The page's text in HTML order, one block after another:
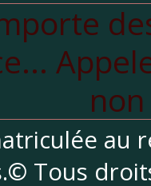
au
Tous